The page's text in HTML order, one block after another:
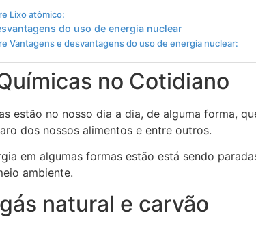
Lixo atômico:
do uso de energia nuclear
Vantagens e desvantagens do uso de energia nuclear:
no Cotidiano
estão no nosso dia a dia, de alguma forma,
dos nossos alimentos e entre outros.
em algumas formas estão está sendo
ambiente.
natural e carvão